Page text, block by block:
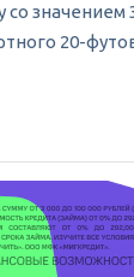
20-